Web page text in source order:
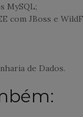
MySQL;
com JBoss e
de Dados.